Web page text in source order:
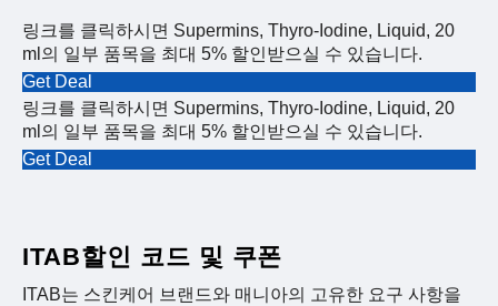
링크를 클릭하시면 Supermins, Thyro-Iodine, Liquid, 20
ml의 일부 품목을 최대 5% 할인받으실 수 있습니다.
Get Deal
링크를 클릭하시면 Supermins, Thyro-Iodine, Liquid, 20
ml의 일부 품목을 최대 5% 할인받으실 수 있습니다.
Get Deal
ITAB할인 코드 및 쿠폰
ITAB는 스킨케어 브랜드와 매니아의 고유한 요구 사항을